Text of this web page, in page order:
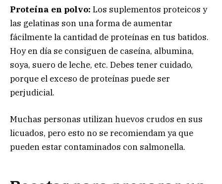
Proteína en polvo: Los suplementos proteicos y
las gelatinas son una forma de aumentar
fácilmente la cantidad de proteínas en tus batidos.
Hoy en día se consiguen de caseína, albumina,
soya, suero de leche, etc. Debes tener cuidado,
porque el exceso de proteínas puede ser
perjudicial.
Muchas personas utilizan huevos crudos en sus
licuados, pero esto no se recomiendam ya que
pueden estar contaminados con salmonella.